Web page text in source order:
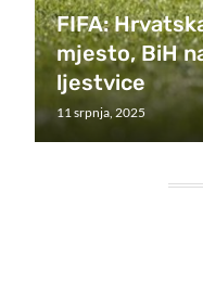
FIFA:
mjesto, BiH
ljestvice
11 srpnja, 2025